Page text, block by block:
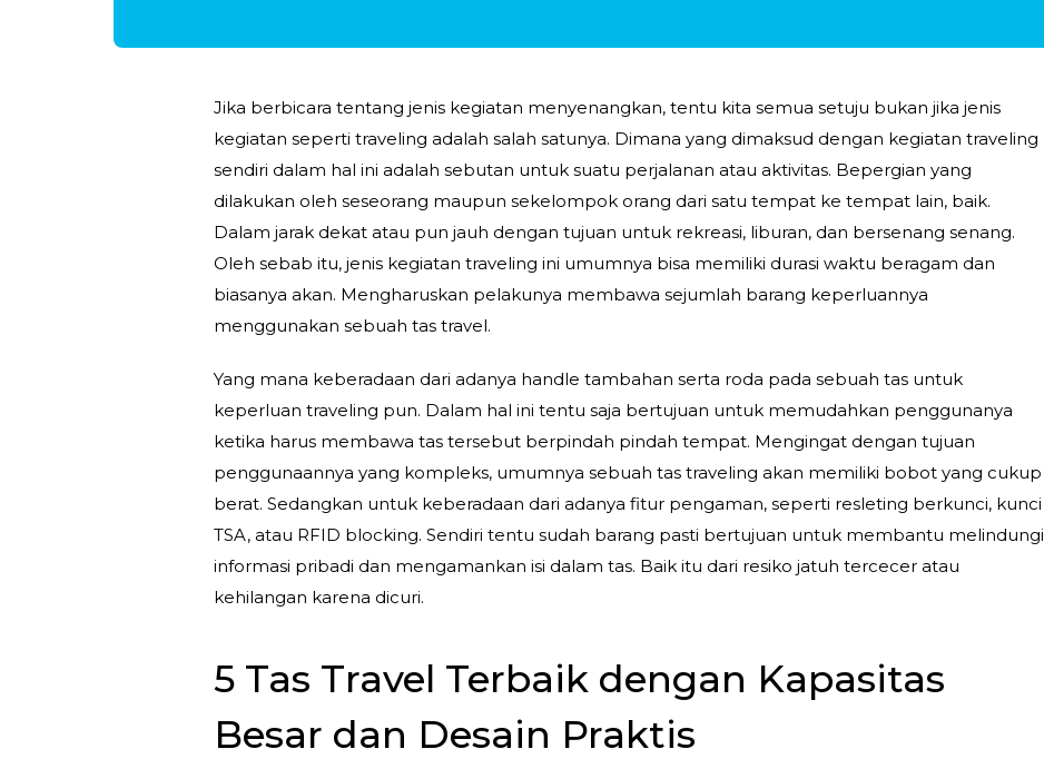
Jika berbicara tentang jenis kegiatan menyenangkan, tentu kita semua setuju bukan jika jenis
kegiatan seperti traveling adalah salah satunya. Dimana yang dimaksud dengan kegiatan traveling
sendiri dalam hal ini adalah sebutan untuk suatu perjalanan atau aktivitas. Bepergian yang
dilakukan oleh seseorang maupun sekelompok orang dari satu tempat ke tempat lain, baik.
Dalam jarak dekat atau pun jauh dengan tujuan untuk rekreasi, liburan, dan bersenang senang.
Oleh sebab itu, jenis kegiatan traveling ini umumnya bisa memiliki durasi waktu beragam dan
biasanya akan. Mengharuskan pelakunya membawa sejumlah barang keperluannya
menggunakan sebuah tas travel.
Yang mana keberadaan dari adanya handle tambahan serta roda pada sebuah tas untuk
keperluan traveling pun. Dalam hal ini tentu saja bertujuan untuk memudahkan penggunanya
ketika harus membawa tas tersebut berpindah pindah tempat. Mengingat dengan tujuan
penggunaannya yang kompleks, umumnya sebuah tas traveling akan memiliki bobot yang cukup
berat. Sedangkan untuk keberadaan dari adanya fitur pengaman, seperti resleting berkunci, kunci
TSA, atau RFID blocking. Sendiri tentu sudah barang pasti bertujuan untuk membantu melindungi
informasi pribadi dan mengamankan isi dalam tas. Baik itu dari resiko jatuh tercecer atau
kehilangan karena dicuri.
5 Tas Travel Terbaik dengan Kapasitas
Besar dan Desain Praktis